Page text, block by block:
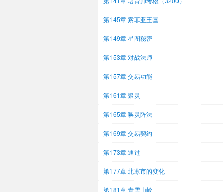
第145章 索菲亚王国
第149章 星图秘密
第153章 对战法师
第157章 交易功能
第161章 聚灵
第165章 唤灵阵法
第169章 交易契约
第173章 通过
第177章 北寒市的变化
第181章 青雪山岭